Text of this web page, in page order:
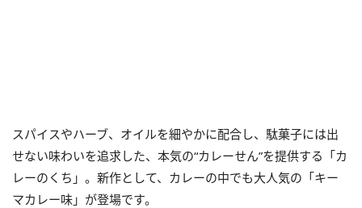
スパイスやハーブ、オイルを細やかに配合し、駄菓子には出
せない味わいを追求した、本気の“カレーせん”を提供する「カ
レーのくち」。新作として、カレーの中でも大人気の「キー
マカレー味」が登場です。